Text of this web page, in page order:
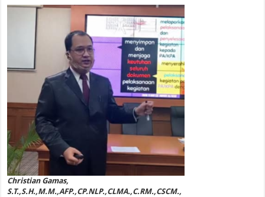
Christian Gamas,
S.T.,S.H.,M.M.,AFP.,CP.NLP.,CLMA.,C.RM.,CSCM.,